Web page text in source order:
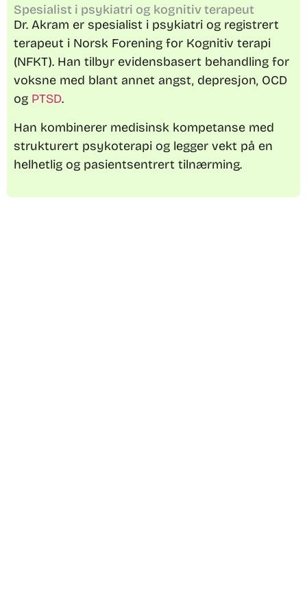
Spesialist i psykiatri og kognitiv terapeut
Dr. Akram er spesialist i psykiatri og registrert
terapeut i Norsk Forening for Kognitiv terapi
(NFKT). Han tilbyr evidensbasert behandling for
voksne med blant annet angst, depresjon, OCD
og PTSD.
Han kombinerer medisinsk kompetanse med
strukturert psykoterapi og legger vekt på en
helhetlig og pasientsentrert tilnærming.